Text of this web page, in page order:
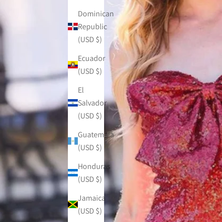
Dominican
Republic
(USD $)
Ecuador
(USD $)
El
Salvador
(USD $)
Guatemala
(USD $)
Honduras
(USD $)
Jamaica
(USD $)